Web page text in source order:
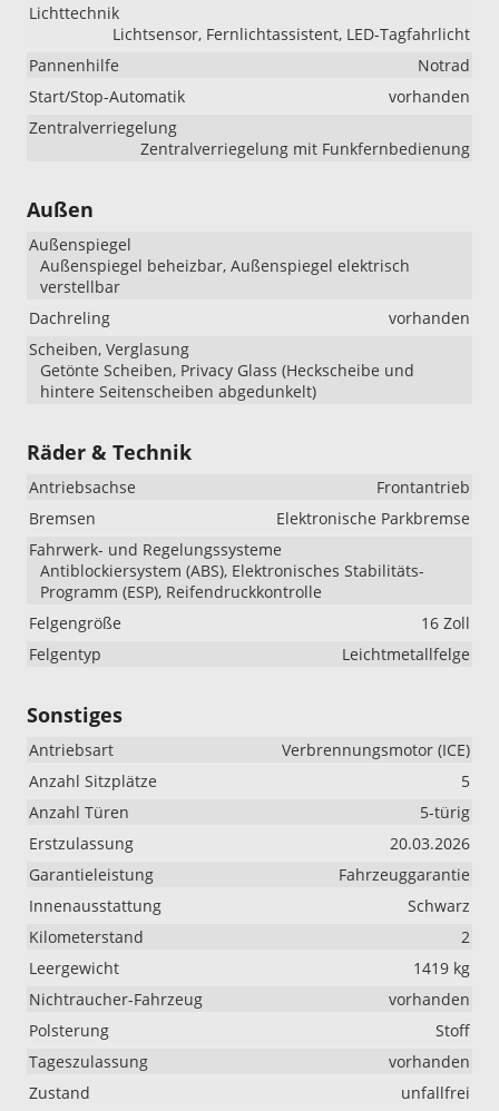
Lichttechnik
Lichtsensor, Fernlichtassistent, LED-Tagfahrlicht
Pannenhilfe
Notrad
Start/Stop-Automatik
vorhanden
Zentralverriegelung
Zentralverriegelung mit Funkfernbedienung
Außen
Außenspiegel
Außenspiegel beheizbar, Außenspiegel elektrisch
verstellbar
Dachreling
vorhanden
Scheiben, Verglasung
Getönte Scheiben, Privacy Glass (Heckscheibe und
hintere Seitenscheiben abgedunkelt)
Räder & Technik
Antriebsachse
Frontantrieb
Bremsen
Elektronische Parkbremse
Fahrwerk- und Regelungssysteme
Antiblockiersystem (ABS), Elektronisches Stabilitäts-
Programm (ESP), Reifendruckkontrolle
Felgengröße
16 Zoll
Felgentyp
Leichtmetallfelge
Sonstiges
Antriebsart
Verbrennungsmotor (ICE)
Anzahl Sitzplätze
5
Anzahl Türen
5-türig
Erstzulassung
20.03.2026
Garantieleistung
Fahrzeuggarantie
Innenausstattung
Schwarz
Kilometerstand
2
Leergewicht
1419 kg
Nichtraucher-Fahrzeug
vorhanden
Polsterung
Stoff
Tageszulassung
vorhanden
Zustand
unfallfrei